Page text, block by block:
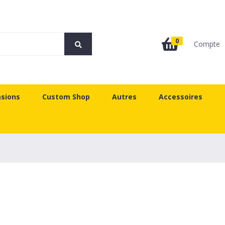
0 Compte
Custom Shop Autres Accessoires